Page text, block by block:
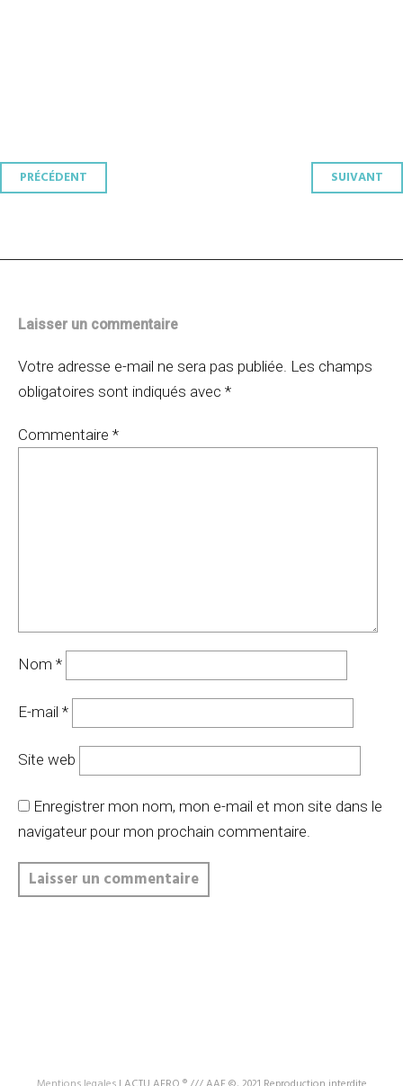
Navigation
PRÉCÉDENT SUIVANT
Laisser un commentaire
Votre adresse e-mail ne sera pas publiée. Les champs
obligatoires sont indiqués avec *
Commentaire *
Nom *
E-mail *
Site web
Enregistrer mon nom, mon e-mail et mon site dans le
navigateur pour mon prochain commentaire.